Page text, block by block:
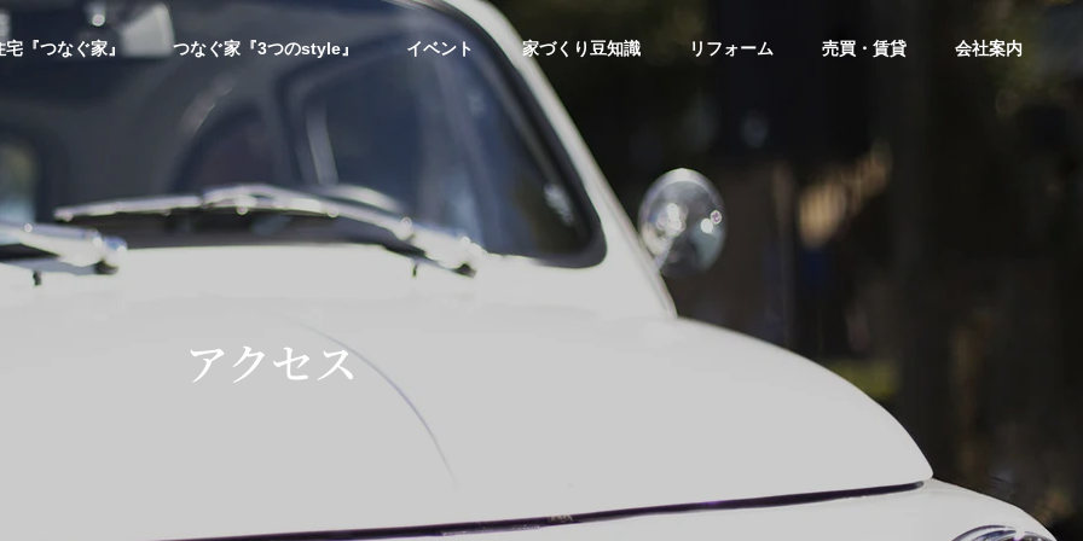
宅『つなぐ家』 つなぐ家『3つのstyle』 イベント 家づくり豆知識 リフォーム 売買・賃貸 会社案内
アクセス